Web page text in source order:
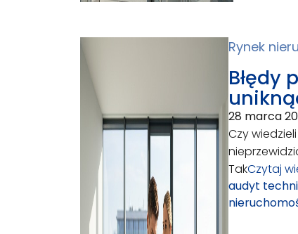
Rynek
Błędy
28 marca
Czy
TakCzytaj
audyt